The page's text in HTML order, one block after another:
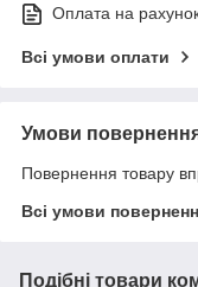
Оплата на
Всі умови оплати
Умови
Повернення товару
Всі умови
Подібні товари